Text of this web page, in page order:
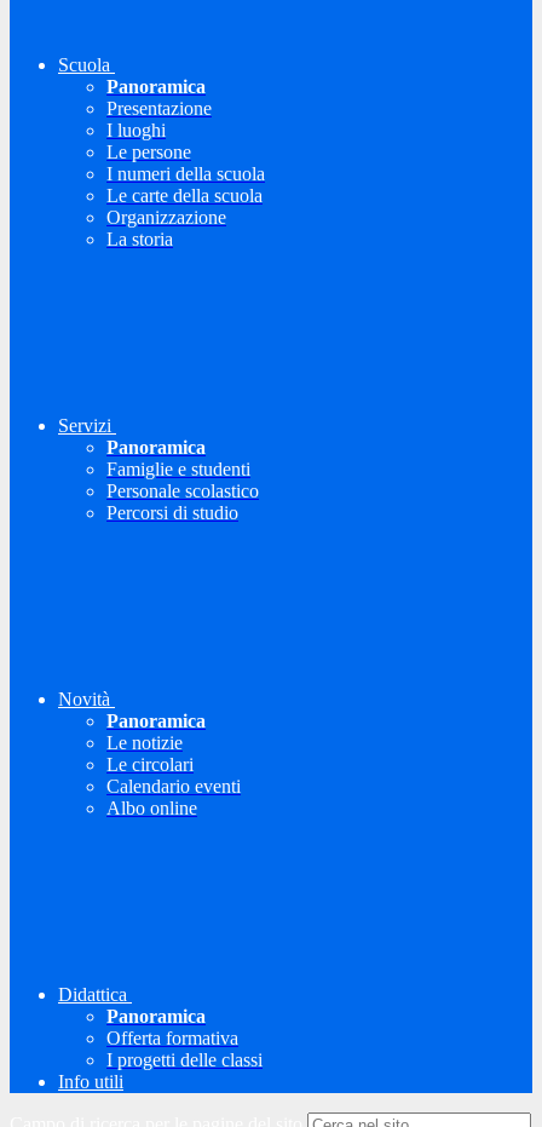
Scuola
Panoramica
Presentazione
I luoghi
Le persone
I numeri della scuola
Le carte della scuola
Organizzazione
La storia
Servizi
Panoramica
Famiglie e studenti
Personale scolastico
Percorsi di studio
Novità
Panoramica
Le notizie
Le circolari
Calendario eventi
Albo online
Didattica
Panoramica
Offerta formativa
I progetti delle classi
Info utili